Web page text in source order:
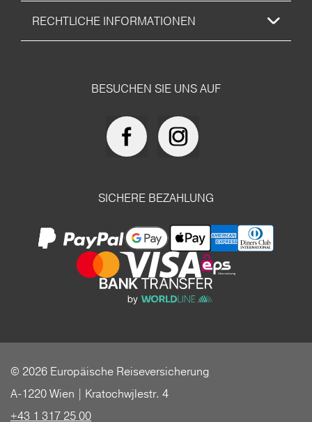
RECHTLICHE INFORMATIONEN
BESUCHEN SIE UNS AUF
SICHERE BEZAHLUNG
© 2026 Europäische Reiseversicherung
A-1220 Wien | Kratochwjlestr. 4
+43 1 317 25 00